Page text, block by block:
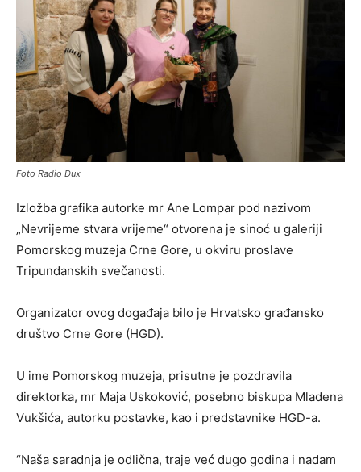
Foto Radio Dux
Izložba grafika autorke mr Ane Lompar pod nazivom
„Nevrijeme stvara vrijeme“ otvorena je sinoć u galeriji
Pomorskog muzeja Crne Gore, u okviru proslave
Tripundanskih svečanosti.
Organizator ovog događaja bilo je Hrvatsko građansko
društvo Crne Gore (HGD).
U ime Pomorskog muzeja, prisutne je pozdravila
direktorka, mr Maja Uskoković, posebno biskupa Mladena
Vukšića, autorku postavke, kao i predstavnike HGD-a.
“Naša saradnja je odlična, traje već dugo godina i nadam